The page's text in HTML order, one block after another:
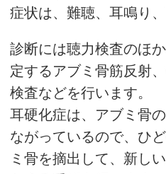
症状は、難聴、耳鳴り
診断には聴力検査のほ
定するアブミ骨筋反射
検査などを行います。
耳硬化症は、アブミ骨
ながっているので、ひ
ミ骨を摘出して、新し